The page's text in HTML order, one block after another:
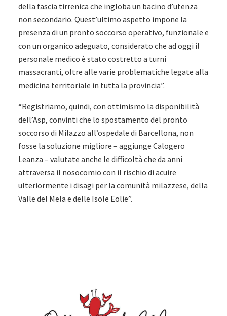
della fascia tirrenica che ingloba un bacino d’utenza
non secondario. Quest’ultimo aspetto impone la
presenza di un pronto soccorso operativo, funzionale e
con un organico adeguato, considerato che ad oggi il
personale medico è stato costretto a turni
massacranti, oltre alle varie problematiche legate alla
medicina territoriale in tutta la provincia”.
“Registriamo, quindi, con ottimismo la disponibilità
dell’Asp, convinti che lo spostamento del pronto
soccorso di Milazzo all’ospedale di Barcellona, non
fosse la soluzione migliore – aggiunge Calogero
Leanza – valutate anche le difficoltà che da anni
attraversa il nosocomio con il rischio di acuire
ulteriormente i disagi per la comunità milazzese, della
Valle del Mela e delle Isole Eolie”.